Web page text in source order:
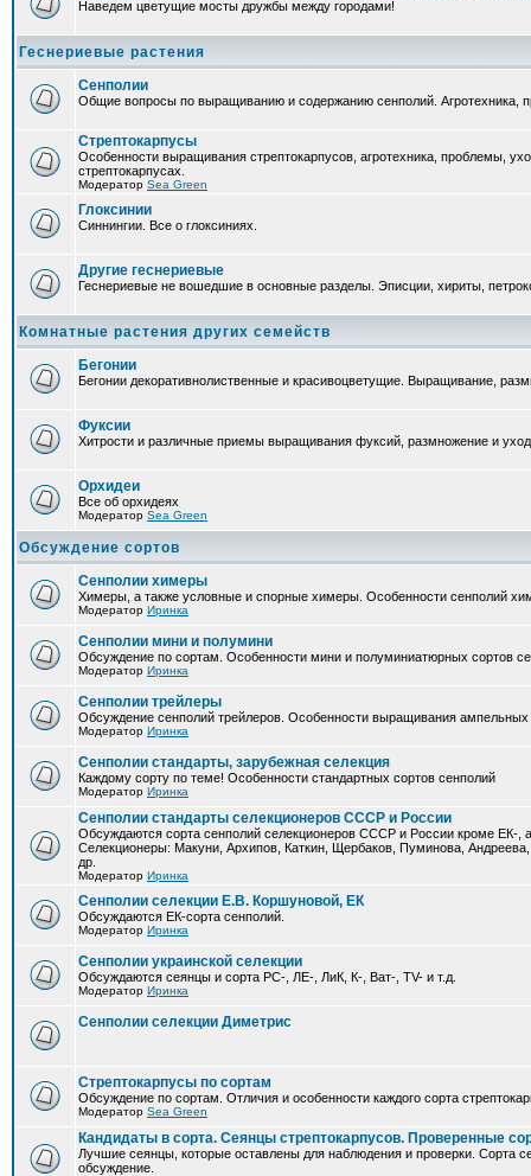
Наведем цветущие мосты дружбы между городами!
Геснериевые растения
Сенполии
Общие вопросы по выращиванию и содержанию сенполий. Агротехника,
Стрептокарпусы
Особенности выращивания стрептокарпусов, агротехника, проблемы,
стрептокарпусах.
Модератор Sea Green
Глоксинии
Синнингии. Все о глоксиниях.
Другие геснериевые
Геснериевые не вошедшие в основные разделы. Эписции, хириты,
Комнатные растения других семейств
Бегонии
Бегонии декоративнолиственные и красивоцветущие. Выращивание,
Фуксии
Хитрости и различные приемы выращивания фуксий, размножение и
Орхидеи
Все об орхидеях
Модератор Sea Green
Обсуждение сортов
Сенполии химеры
Химеры, а также условные и спорные химеры. Особенности сенполий
Модератор Иринка
Сенполии мини и полумини
Обсуждение по сортам. Особенности мини и полуминиатюрных сортов
Модератор Иринка
Сенполии трейлеры
Обсуждение сенполий трейлеров. Особенности выращивания
Модератор Иринка
Сенполии стандарты, зарубежная селекция
Каждому сорту по теме! Особенности стандартных сортов сенполий
Модератор Иринка
Сенполии стандарты селекционеров СССР и России
Обсуждаются сорта сенполий селекционеров СССР и России кроме ЕК-,
Селекционеры: Макуни, Архипов, Каткин, Щербаков, Пуминова,
др.
Модератор Иринка
Сенполии селекции Е.В. Коршуновой, ЕК
Обсуждаются ЕК-сорта сенполий.
Модератор Иринка
Сенполии украинской селекции
Обсуждаются сеянцы и сорта РС-, ЛЕ-, ЛиК, К-, Ват-, TV- и т.д.
Модератор Иринка
Сенполии селекции Диметрис
Стрептокарпусы по сортам
Обсуждение по сортам. Отличия и особенности каждого сорта
Модератор Sea Green
Кандидаты в сорта. Сеянцы стрептокарпусов. Проверенные
Лучшие сеянцы, которые оставлены для наблюдения и проверки. Сорта
обсуждение.